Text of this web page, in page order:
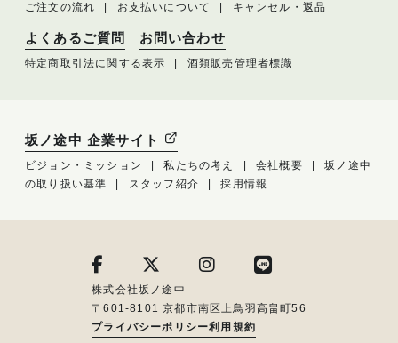
ご注文の流れ お支払いについて キャンセル・返品
よくあるご質問 お問い合わせ
特定商取引法に関する表示 酒類販売管理者標識
坂ノ途中 企業サイト
ビジョン・ミッション 私たちの考え 会社概要
坂ノ途中
の取り扱い基準
スタッフ紹介 採用情報
株式会社坂ノ途中
〒601-8101 京都市南区上鳥羽高畠町56
プライバシーポリシー利用規約